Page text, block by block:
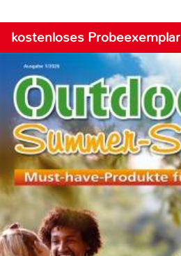
kostenloses Probeexemplar